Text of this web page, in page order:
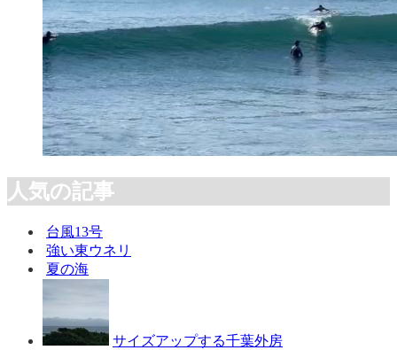
人気の記事
台風13号
強い東ウネリ
夏の海
サイズアップする千葉外房